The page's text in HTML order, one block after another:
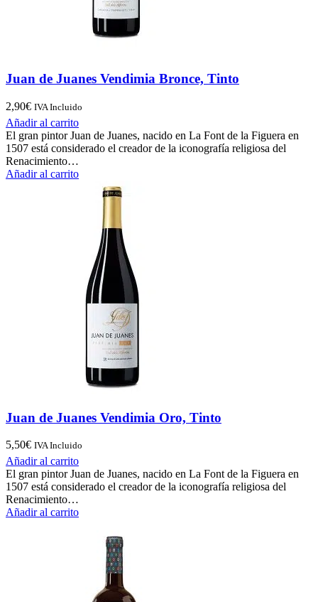
Juan de Juanes Vendimia Bronce, Tinto
2,90€ IVA Incluido
Añadir al carrito
El gran pintor Juan de Juanes, nacido en La Font de la Figuera en
1507 está considerado el creador de la iconografía religiosa del
Renacimiento…
Añadir al carrito
Juan de Juanes Vendimia Oro, Tinto
5,50€ IVA Incluido
Añadir al carrito
El gran pintor Juan de Juanes, nacido en La Font de la Figuera en
1507 está considerado el creador de la iconografía religiosa del
Renacimiento…
Añadir al carrito